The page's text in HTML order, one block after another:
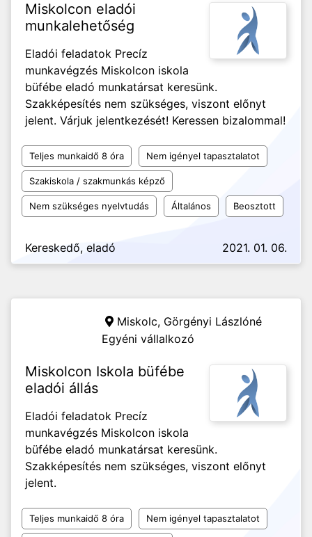
Miskolcon eladói
munkalehetőség
Eladói feladatok Precíz
munkavégzés Miskolcon iskola
büfébe eladó munkatársat keresünk.
Szakképesítés nem szükséges, viszont előnyt
jelent. Várjuk jelentkezését! Keressen bizalommal!
Teljes munkaidő 8 óra Nem igényel tapasztalatot
Szakiskola / szakmunkás képző
Nem szükséges nyelvtudás Általános Beosztott
Kereskedő, eladó 2021. 01. 06.
Miskolc, Görgényi Lászlóné
Egyéni vállalkozó
Miskolcon Iskola büfébe
eladói állás
Eladói feladatok Precíz
munkavégzés Miskolcon iskola
büfébe eladó munkatársat keresünk.
Szakképesítés nem szükséges, viszont előnyt
jelent.
Teljes munkaidő 8 óra Nem igényel tapasztalatot